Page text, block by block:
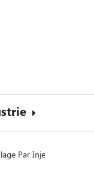
Par Injection Plastique